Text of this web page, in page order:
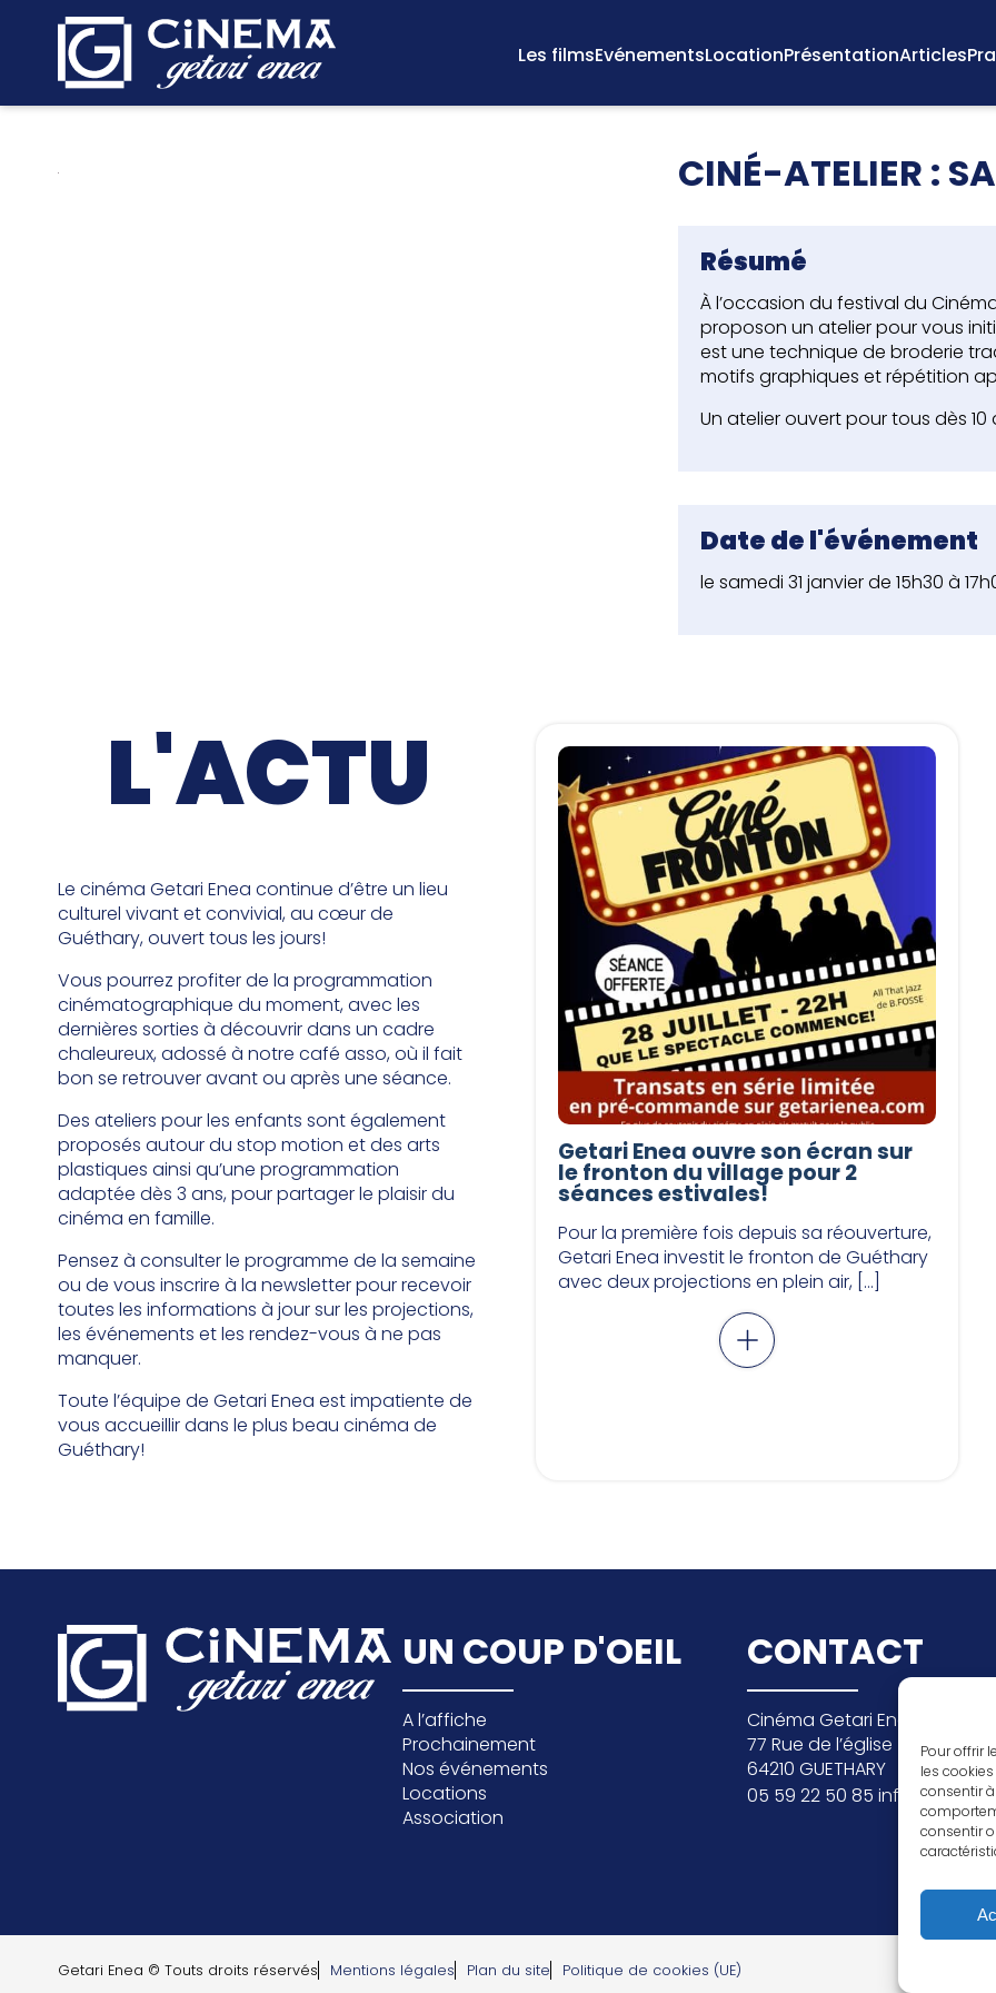
Pour offrir
les
consentir
consentir
Les filmsEvénementsLocationPrésentationArticles
CINÉ-ATELIER :
Résumé
À l’occasion du festival du
proposon un atelier pour vous
est une technique de broderie
motifs graphiques et répétition
Un atelier ouvert pour tous dès 10
Date de l'événement
le samedi 31 janvier de 15h30 à
L'ACTU
Le cinéma Getari Enea continue d’être un lieu
culturel vivant et convivial, au cœur de
Guéthary, ouvert tous les jours!
Vous pourrez profiter de la programmation
cinématographique du moment, avec les
dernières sorties à découvrir dans un cadre
chaleureux, adossé à notre café asso, où il fait
bon se retrouver avant ou après une séance.
Des ateliers pour les enfants sont également
proposés autour du stop motion et des arts
plastiques ainsi qu’une programmation
adaptée dès 3 ans, pour partager le plaisir du
cinéma en famille.
Pensez à consulter le programme de la semaine
ou de vous inscrire à la newsletter pour recevoir
toutes les informations à jour sur les projections,
les événements et les rendez-vous à ne pas
manquer.
Toute l’équipe de Getari Enea est impatiente de
vous accueillir dans le plus beau cinéma de
Guéthary!
Getari Enea ouvre son écran sur
le fronton du village pour 2
séances estivales!
Pour la première fois depuis sa réouverture,
Getari Enea investit le fronton de Guéthary
avec deux projections en plein air, […]
UN COUP D'OEIL
A l’affiche
Prochainement
Nos événements
Locations
Association
CONTACT
Cinéma Getari Enea
77 Rue de l’église
64210 GUETHARY
05 59 22 50 85
Getari Enea © Touts droits réservés Mentions légales Plan du site Politique de cookies (UE)